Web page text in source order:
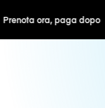
Prenota ora, paga dopo